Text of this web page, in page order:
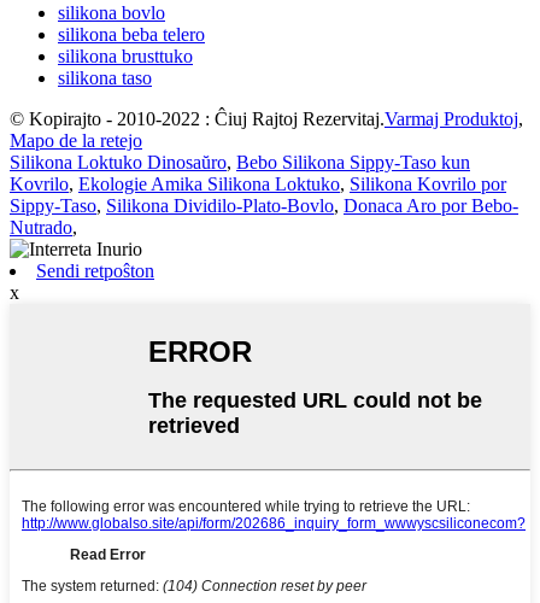
silikona bovlo
silikona beba telero
silikona brusttuko
silikona taso
© Kopirajto - 2010-2022 : Ĉiuj Rajtoj Rezervitaj.Varmaj Produktoj,
Mapo de la retejo
Silikona Loktuko Dinosaŭro, Bebo Silikona Sippy-Taso kun
Kovrilo, Ekologie Amika Silikona Loktuko, Silikona Kovrilo por
Sippy-Taso, Silikona Dividilo-Plato-Bovlo, Donaca Aro por Bebo-
Nutrado,
Sendi retpoŝton
x